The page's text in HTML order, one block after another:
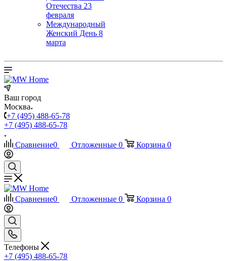
Отечества 23
февраля
Международный
Женский День 8
марта
Ваш город
Москва
+7 (495) 488-65-78
+7 (495) 488-65-78
Сравнение0 Отложенные 0 Корзина 0
Сравнение0 Отложенные 0 Корзина 0
Телефоны
+7 (495) 488-65-78